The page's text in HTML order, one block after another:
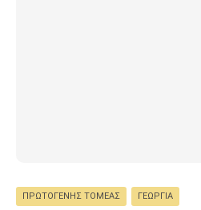
ΠΡΩΤΟΓΕΝΉΣ ΤΟΜΈΑΣ ΓΕΩΡΓΊΑ